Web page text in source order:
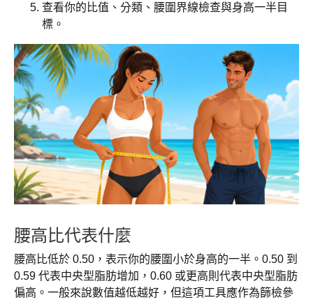
查看你的比值、分類、腰圍界線檢查與身高一半目
標。
腰高比代表什麼
腰高比低於 0.50，表示你的腰圍小於身高的一半。0.50 到
0.59 代表中央型脂肪增加，0.60 或更高則代表中央型脂肪
偏高。一般來說數值越低越好，但這項工具應作為篩檢參